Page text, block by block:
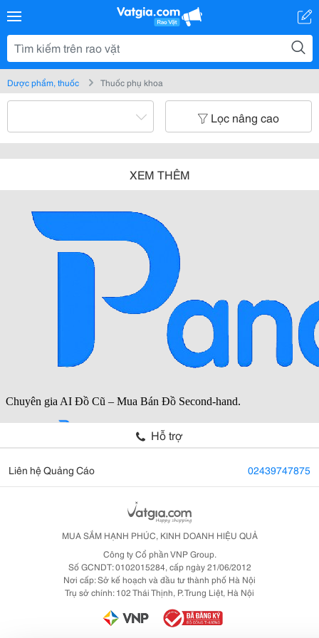
Dược phẩm, thuốc Thuốc phụ khoa
Lọc nâng cao
XEM THÊM
Hỗ trợ
Liên hệ Quảng Cáo 02439747875
MUA SẮM HẠNH PHÚC, KINH DOANH HIỆU QUẢ
Công ty Cổ phần VNP Group.
Số GCNDT: 0102015284, cấp ngày 21/06/2012
Nơi cấp: Sở kế hoạch và đầu tư thành phố Hà Nội
Trụ sở chính: 102 Thái Thịnh, P. Trung Liệt, Hà Nội